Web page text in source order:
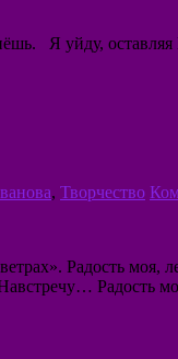
Я уйду,
, Творчество
Радость
Радость